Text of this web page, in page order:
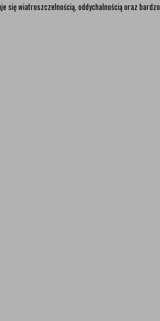
się wiatroszczelnością, oddychalnością oraz bardzo